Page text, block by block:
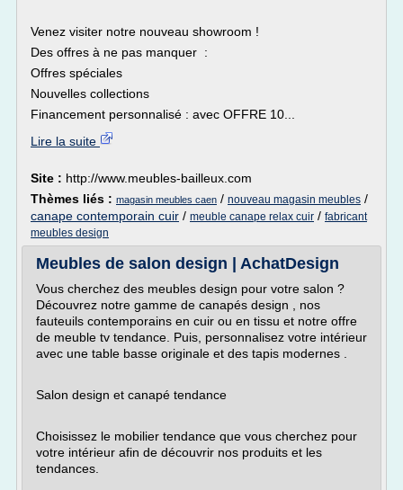
Venez visiter notre nouveau showroom !
Des offres à ne pas manquer :
Offres spéciales
Nouvelles collections
Financement personnalisé : avec OFFRE 10...
Lire la suite
Site : http://www.meubles-bailleux.com
Thèmes liés : magasin meubles caen / nouveau magasin meubles /
canape contemporain cuir / meuble canape relax cuir / fabricant
meubles design
Meubles de salon design | AchatDesign
Vous cherchez des meubles design pour votre salon ?
Découvrez notre gamme de canapés design , nos
fauteuils contemporains en cuir ou en tissu et notre offre
de meuble tv tendance. Puis, personnalisez votre intérieur
avec une table basse originale et des tapis modernes .
Salon design et canapé tendance
Choisissez le mobilier tendance que vous cherchez pour
votre intérieur afin de découvrir nos produits et les
tendances.